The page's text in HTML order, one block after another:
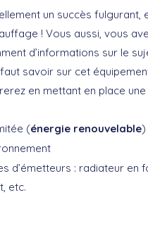
un succès fulgurant,
! Vous aussi, vous
d’informations sur le
savoir sur cet
en mettant en place
(énergie renouvelable)
d’émetteurs : radiateur en
etc.